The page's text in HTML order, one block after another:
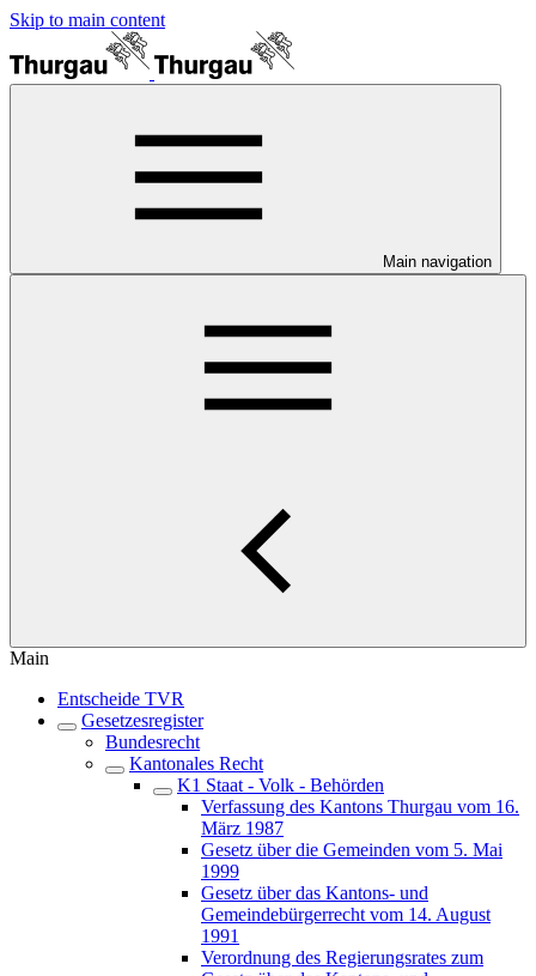
Skip to main content
Main navigation
Main
Entscheide TVR
Gesetzesregister
Bundesrecht
Kantonales Recht
K1 Staat - Volk - Behörden
Verfassung des Kantons Thurgau vom 16.
März 1987
Gesetz über die Gemeinden vom 5. Mai
1999
Gesetz über das Kantons- und
Gemeindebürgerrecht vom 14. August
1991
Verordnung des Regierungsrates zum